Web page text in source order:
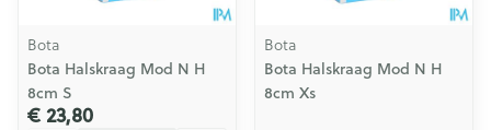
Bota
Bota Halskraag Mod N H
8cm S
€ 23,80
Bota
Bota Halskraag Mod N H
8cm Xs